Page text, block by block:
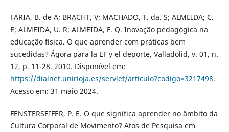
FARIA, B. de A; BRACHT, V; MACHADO, T. da. S; ALMEIDA; C.
E; ALMEIDA, U. R; ALMEIDA, F. Q. Inovação pedagógica na
educação física. O que aprender com práticas bem
sucedidas? Ágora para la EF y el deporte, Valladolid, v. 01, n.
12, p. 11-28. 2010. Disponível em:
https://dialnet.unirioja.es/servlet/articulo?codigo=3217498.
Acesso em: 31 maio 2024.
FENSTERSEIFER, P. E. O que significa aprender no âmbito da
Cultura Corporal de Movimento? Atos de Pesquisa em